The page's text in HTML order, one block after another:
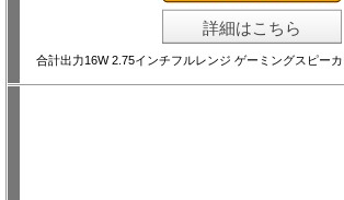
詳細はこちら
合計出力16W 2.75インチフルレンジ ゲーミングスピーカ